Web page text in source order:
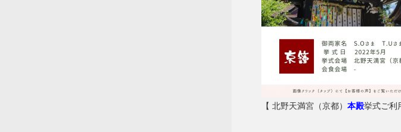
【 北野天満宮（京都） 本殿挙式ご利